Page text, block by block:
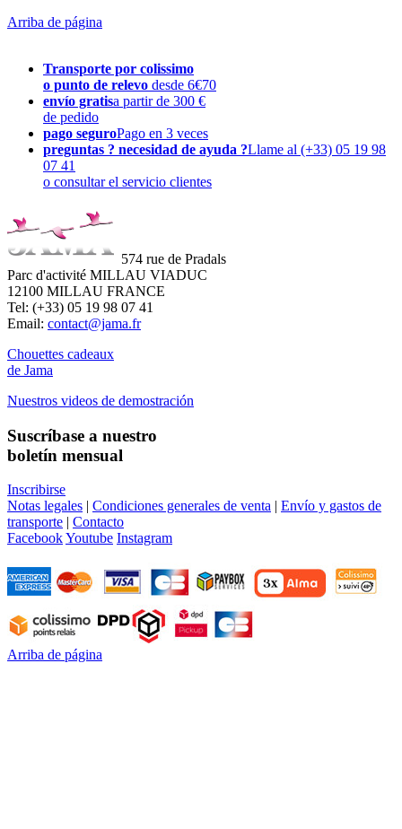
Arriba de página
Transporte por colissimo
o punto de relevo desde 6€70
envío gratisa partir de 300 €
de pedido
pago seguroPago en 3 veces
preguntas ? necesidad de ayuda ?Llame al (+33) 05 19 98
07 41
o consultar el servicio clientes
574 rue de Pradals
Parc d'activité MILLAU VIADUC
12100 MILLAU FRANCE
Tel: (+33) 05 19 98 07 41
Email: contact@jama.fr
Chouettes cadeaux
de Jama
Nuestros videos de demostración
Suscríbase a nuestro
boletín mensual
Inscribirse
Notas legales | Condiciones generales de venta | Envío y gastos de
transporte | Contacto
FacebookYoutube Instagram
Arriba de página